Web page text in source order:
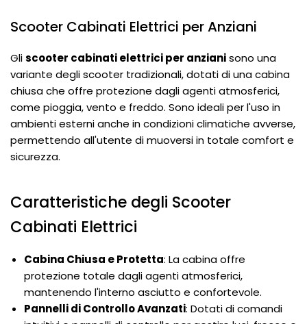
Scooter Cabinati Elettrici per Anziani
Gliscooter cabinati elettrici per anzianisono una
variante degli scooter tradizionali, dotati di una cabina
chiusa che offre protezione dagli agenti atmosferici,
come pioggia, vento e freddo. Sono ideali per l'uso in
ambienti esterni anche in condizioni climatiche avverse,
permettendo all'utente di muoversi in totale comfort e
sicurezza.
Caratteristiche degli Scooter
Cabinati Elettrici
Cabina Chiusa e Protetta: La cabina offre
protezione totale dagli agenti atmosferici,
mantenendo l'interno asciutto e confortevole.
Pannelli di Controllo Avanzati: Dotati di comandi